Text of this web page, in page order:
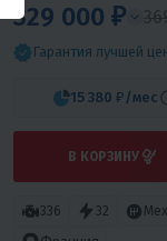
329 000 ₽
Гарантия лучшей
15 380 ₽ /мес
В КОРЗИНУ
336 32